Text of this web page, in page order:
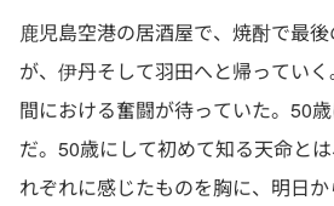
鹿児島空港の居酒屋で、焼酎で最
が、伊丹そして羽田へと帰ってい
間における奮闘が待っていた。50歳
だ。50歳にして初めて知る天命と
れぞれに感じたものを胸に、明日